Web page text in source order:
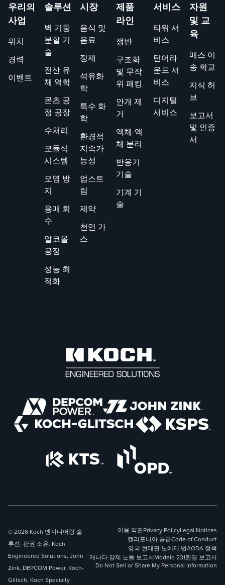
의 섹션 16
전 섹션 35
의 Title
287을 포함
한 가상 표
시 조항을
위해 제공
됩니다.
우리의
사업
위치
경력
이벤트
솔루션
벽 기둥
분할 기
술
전산 유
체 역학
몬츠 공
정 공장
수처리
모듈식
시스템
오염 방
지
용매 회
수
알코올
공정
성능 최
적화
시장
음식 및
음료
정제
석유화
학
특수 화
학
환경적
지속가
능성
업스트
림
제약
천연 가
스
제품
라인
쟁반
구조화
및 무작
위 패킹
안개 제
거
액체-액
체 분리
반응기
기술
기계 기
술
서비스
타워 서
비스
턴어라
운드 서
비스
디지털
서비스
자원
및 교
육
매스 이
송 학교
지식 허
브
보고서
및 인증
서
© 2026 Koch 엔지니어링 솔
루션. 판권 소유. Koch
Engineered Solutions, John
Zink, DEPCOM Power, Koch-
Glitsch, Koch Specialty
이용 약관Privacy PolicyLegal Notices
캘리포니아 공급Code of Conduct
영국 현대판 노예제 법AODA 정책
캐나다 강제 노동 보고서Modelo 231환경 보고서
Do Not Sell or Share My Personal Information